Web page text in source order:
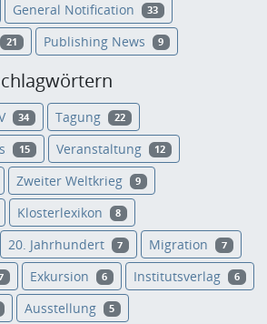
General Notification 33
21 Publishing News 9
34 Tagung 22
15 Veranstaltung 12
Zweiter Weltkrieg 9
Klosterlexikon 8
20. Jahrhundert 7 Migration 7
Exkursion 6 Institutsverlag 6
Ausstellung 5